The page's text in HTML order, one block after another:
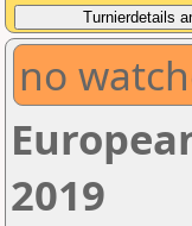
no
2019